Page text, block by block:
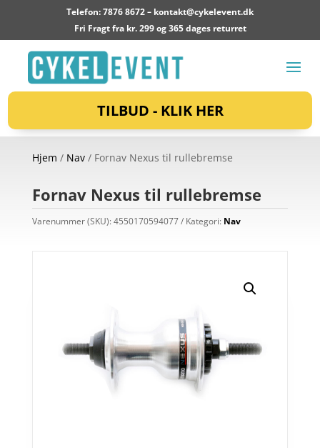
Telefon: 7876 8672 – kontakt@cykelevent.dk
Fri Fragt fra kr. 299 og 365 dages returret
TILBUD - KLIK HER
Hjem / Nav/ Fornav Nexus til rullebremse
Fornav Nexus til rullebremse
Varenummer (SKU):4550170594077 Kategori: Nav